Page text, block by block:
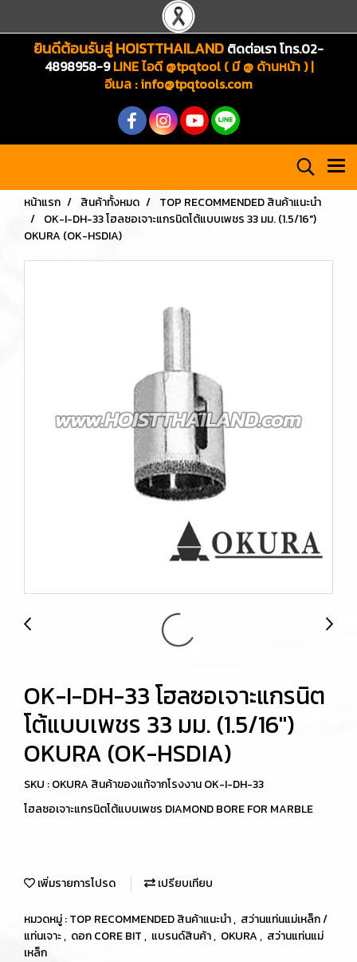
ยินดีต้อนรับสู่ HOISTTHAILAND ติดต่อเรา โทร.02-
4898958-9LINE ไอดี @tpqtool ( มี @ ด้านหน้า ) |
อีเมล :info@tpqtools.com
หน้าแรก สินค้าทั้งหมด
TOP RECOMMENDED สินค้าแนะนำ
OK-I-DH-33 โฮลซอเจาะแกรนิตโต้แบบเพชร 33 มม. (1.5/16")
OKURA (OK-HSDIA)
OK-I-DH-33 โฮลซอเจาะแกรนิต
โต้แบบเพชร 33 มม. (1.5/16")
OKURA (OK-HSDIA)
SKU : OKURA สินค้าของแท้จากโรงงาน OK-I-DH-33
โฮลซอเจาะแกรนิตโต้แบบเพชร DIAMOND BORE FOR MARBLE
เพิ่มรายการโปรด เปรียบเทียบ
หมวดหมู่ :TOP RECOMMENDED สินค้าแนะนำ, สว่านแท่นแม่เหล็ก /
แท่นเจาะ, ดอก CORE BIT, แบรนด์สินค้า, OKURA, สว่านแท่นแม่
เหล็ก